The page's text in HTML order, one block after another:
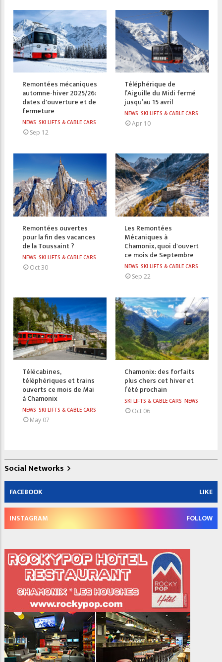
Remontées mécaniques
automne-hiver 2025/26:
dates d'ouverture et de
fermeture
NEWS SKI LIFTS & CABLE CARS
Sep 12
Téléphérique de
l’Aiguille du Midi fermé
jusqu’au 15 avril
NEWS SKI LIFTS & CABLE CARS
Apr 10
Remontées ouvertes
pour la fin des vacances
de la Toussaint ?
NEWS SKI LIFTS & CABLE CARS
Oct 30
Les Remontées
Mécaniques à
Chamonix, quoi d'ouvert
ce mois de Septembre
NEWS SKI LIFTS & CABLE CARS
Sep 22
Télécabines,
téléphériques et trains
ouverts ce mois de Mai
à Chamonix
NEWS SKI LIFTS & CABLE CARS
May 07
Chamonix: des forfaits
plus chers cet hiver et
l’été prochain
SKI LIFTS & CABLE CARS NEWS
Oct 06
Social Networks
FACEBOOK LIKE
INSTAGRAM FOLLOW